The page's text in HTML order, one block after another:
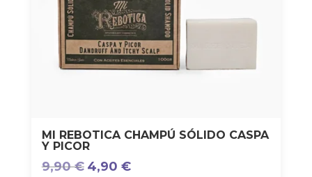
MI REBOTICA CHAMPÚ SÓLIDO CASPA
Y PICOR
9,90€ El
4,90 €El